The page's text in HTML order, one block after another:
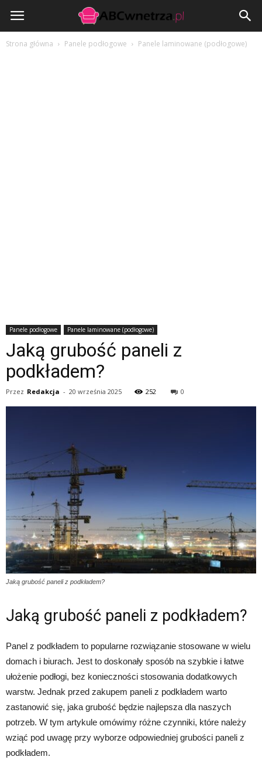
ABCwnetrza.pl
Strona główna Panele podłogowe Panele laminowane (podłogowe)
Panele podłogowe Panele laminowane (podłogowe)
Jaką grubość paneli z
podkładem?
Przez Redakcja - 20 września 2025 252 0
Jaką grubość paneli z podkładem?
Jaką grubość paneli z podkładem?
Panel z podkładem to popularne rozwiązanie stosowane w wielu
domach i biurach. Jest to doskonały sposób na szybkie i łatwe
ułożenie podłogi, bez konieczności stosowania dodatkowych
warstw. Jednak przed zakupem paneli z podkładem warto
zastanowić się, jaka grubość będzie najlepsza dla naszych
potrzeb. W tym artykule omówimy różne czynniki, które należy
wziąć pod uwagę przy wyborze odpowiedniej grubości paneli z
podkładem.